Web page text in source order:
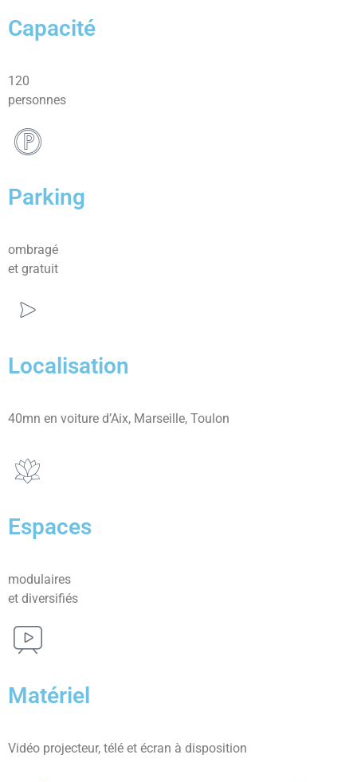
Capacité
120
personnes
Parking
ombragé
et gratuit
Localisation
40mn en voiture d’Aix, Marseille, Toulon
Espaces
modulaires
et diversifiés
Matériel
Vidéo projecteur, télé et écran à disposition